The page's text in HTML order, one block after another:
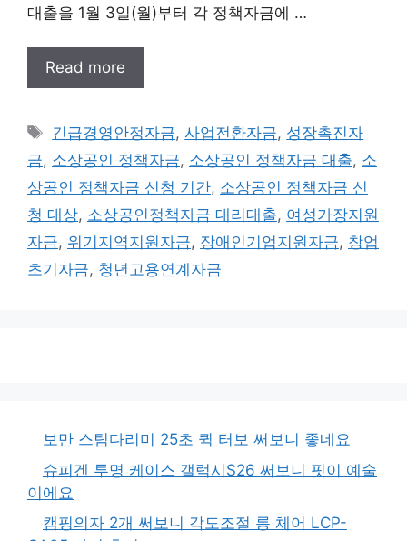
대출을 1월 3일(월)부터 각 정책자금에 …
Read more
태
그
긴급경영안정자금,사업전환자금, 성장촉진자
금, 소상공인 정책자금, 소상공인 정책자금 대출, 소
상공인 정책자금 신청 기간, 소상공인 정책자금 신
청 대상, 소상공인정책자금 대리대출, 여성가장지원
자금, 위기지역지원자금, 장애인기업지원자금, 창업
초기자금, 청년고용연계자금
보만 스팀다리미 25초 퀵 터보 써보니 좋네요
슈피겐 투명 케이스 갤럭시S26 써보니 핏이 예술
이에요
캠핑의자 2개 써보니 각도조절 롱 체어 LCP-